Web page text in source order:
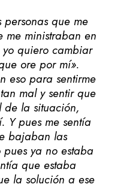
personas que me
me ministraban en
quiero cambiar
ore por mí».
eso para sentirme
mal y sentir que
de la situación,
Y pues me sentía
bajaban las
ya no estaba
que estaba
la solución a ese